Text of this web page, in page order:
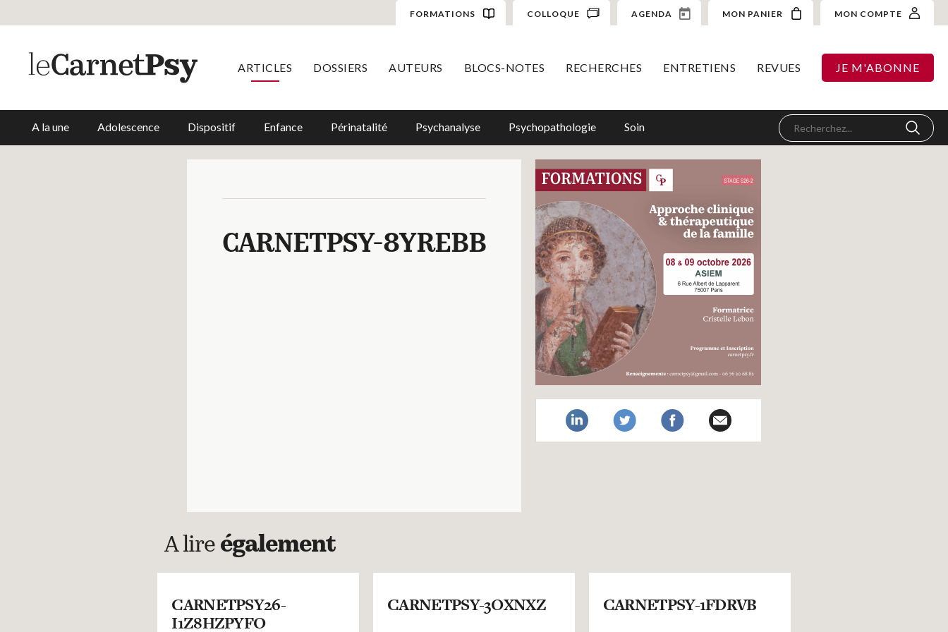
FORMATIONS COLLOQUE AGENDA MON PANIER MON COMPTE
ARTICLES DOSSIERS AUTEURS BLOCS-NOTES RECHERCHES ENTRETIENS REVUES JE M'ABONNE
A la une Adolescence Dispositif Enfance Périnatalité Psychanalyse Psychopathologie Soin
CARNETPSY-8YREBB
A lire également
CARNETPSY26-
I1Z8HZPYFO
CARNETPSY-3OXNXZ CARNETPSY-1FDRVB